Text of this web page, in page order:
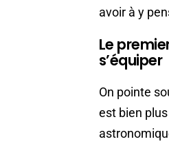
avoir à y
Le
s’équiper
On pointe
est bien